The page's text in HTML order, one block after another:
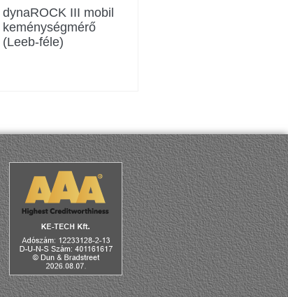
dynaROCK III mobil
keménységmérő
(Leeb-féle)